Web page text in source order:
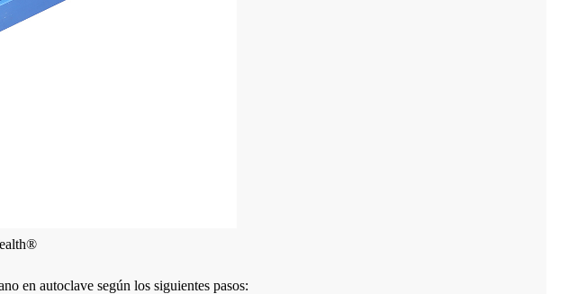
en autoclave según los siguientes pasos: